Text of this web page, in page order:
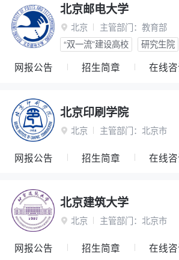
北京邮电大学
 北京 主管部门： 教育部
“双一流”建设高校
研究生院
网报公告 招生简章 在线
北京印刷学院
 北京 主管部门： 北京市
网报公告 招生简章 在线
北京建筑大学
 北京 主管部门： 北京市
网报公告 招生简章 在线